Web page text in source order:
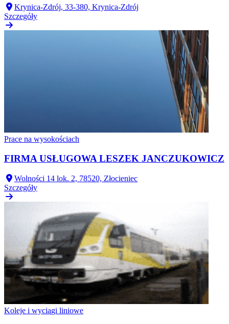
Krynica-Zdrój, 33-380, Krynica-Zdrój
Szczegóły
Prace na wysokościach
FIRMA USŁUGOWA LESZEK JANCZUKOWICZ
Wolności 14 lok. 2, 78520, Złocieniec
Szczegóły
Koleje i wyciągi liniowe